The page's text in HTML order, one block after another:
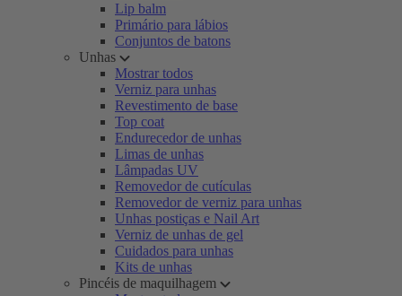
Lip balm
Primário para lábios
Conjuntos de batons
Unhas
Mostrar todos
Verniz para unhas
Revestimento de base
Top coat
Endurecedor de unhas
Limas de unhas
Lâmpadas UV
Removedor de cutículas
Removedor de verniz para unhas
Unhas postiças e Nail Art
Verniz de unhas de gel
Cuidados para unhas
Kits de unhas
Pincéis de maquilhagem